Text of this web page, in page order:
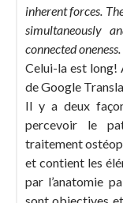
inherent forces.
simultaneously
connected oneness.
Celui-la est long!
de Google
Il y a deux
percevoir le
traitement
et contient les
par l’anatomie